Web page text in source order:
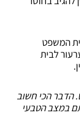
המשפט
לבית
הדבר הכי חשוב
במצב הטבעי